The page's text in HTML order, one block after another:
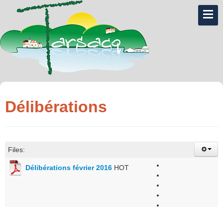
Délibérations
Files:
Délibérations février 2016 HOT